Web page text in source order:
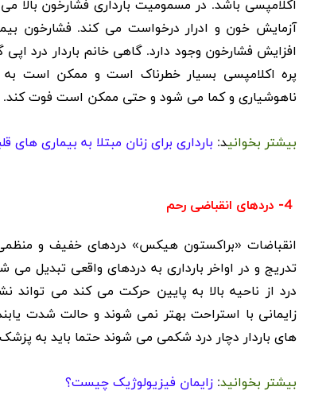
اکلامپسی باشد. در مسمومیت بارداری فشارخون بالا
آزمایش خون و ادرار درخواست می کند. فشارخون
افزایش فشارخون وجود دارد. گاهی خانم باردار درد
پره اکلامپسی بسیار خطرناک است و ممکن است به
ناهوشیاری و کما می شود و حتی ممکن است فوت کند.
بیشتر بخوانید: بارداری برای زنان مبتلا به بیماری های
انقباضات «براکستون هیکس» دردهای خفیف و
تدریج و در اواخر بارداری به دردهای واقعی
درد از ناحیه بالا به پایین حرکت می کند می تواند
زایمانی با استراحت بهتر نمی شوند و حالت شدت
های باردار دچار درد شکمی می شوند حتما باید به
بیشتر بخوانید: زایمان فیزیولوژیک چیست؟